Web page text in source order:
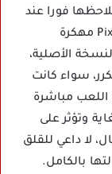
فورا عند
الأصلية،
سواء كانت
اللعب مباشرة
وتؤثر على
لا داعي للقلق
بالكامل.